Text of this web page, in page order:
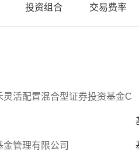
投资组合 交易费率
灵活配置混合型证券投资基金C
金管理有限公司